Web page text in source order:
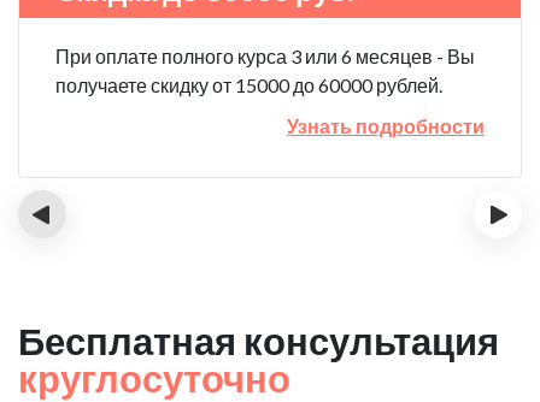
При оплате полного курса 3 или 6 месяцев - Вы
получаете скидку от 15000 до 60000 рублей.
Узнать подробности
‹ ›
Бесплатная консультация
круглосуточно